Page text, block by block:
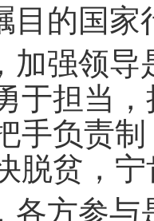
目的国家
加强领
于担当
手负责
脱贫，
各方参